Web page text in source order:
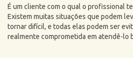
É um cliente com o qual o profissional
Existem muitas situações que podem
tornar difícil, e todas elas podem ser
realmente comprometida em atendê-lo